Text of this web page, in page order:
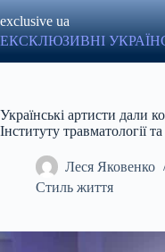
до
вмісту
exclusive ua
ЕКСКЛЮЗИВНІ
Українські артисти дали
Інституту травматології та
Леся Яковенко
Стиль життя